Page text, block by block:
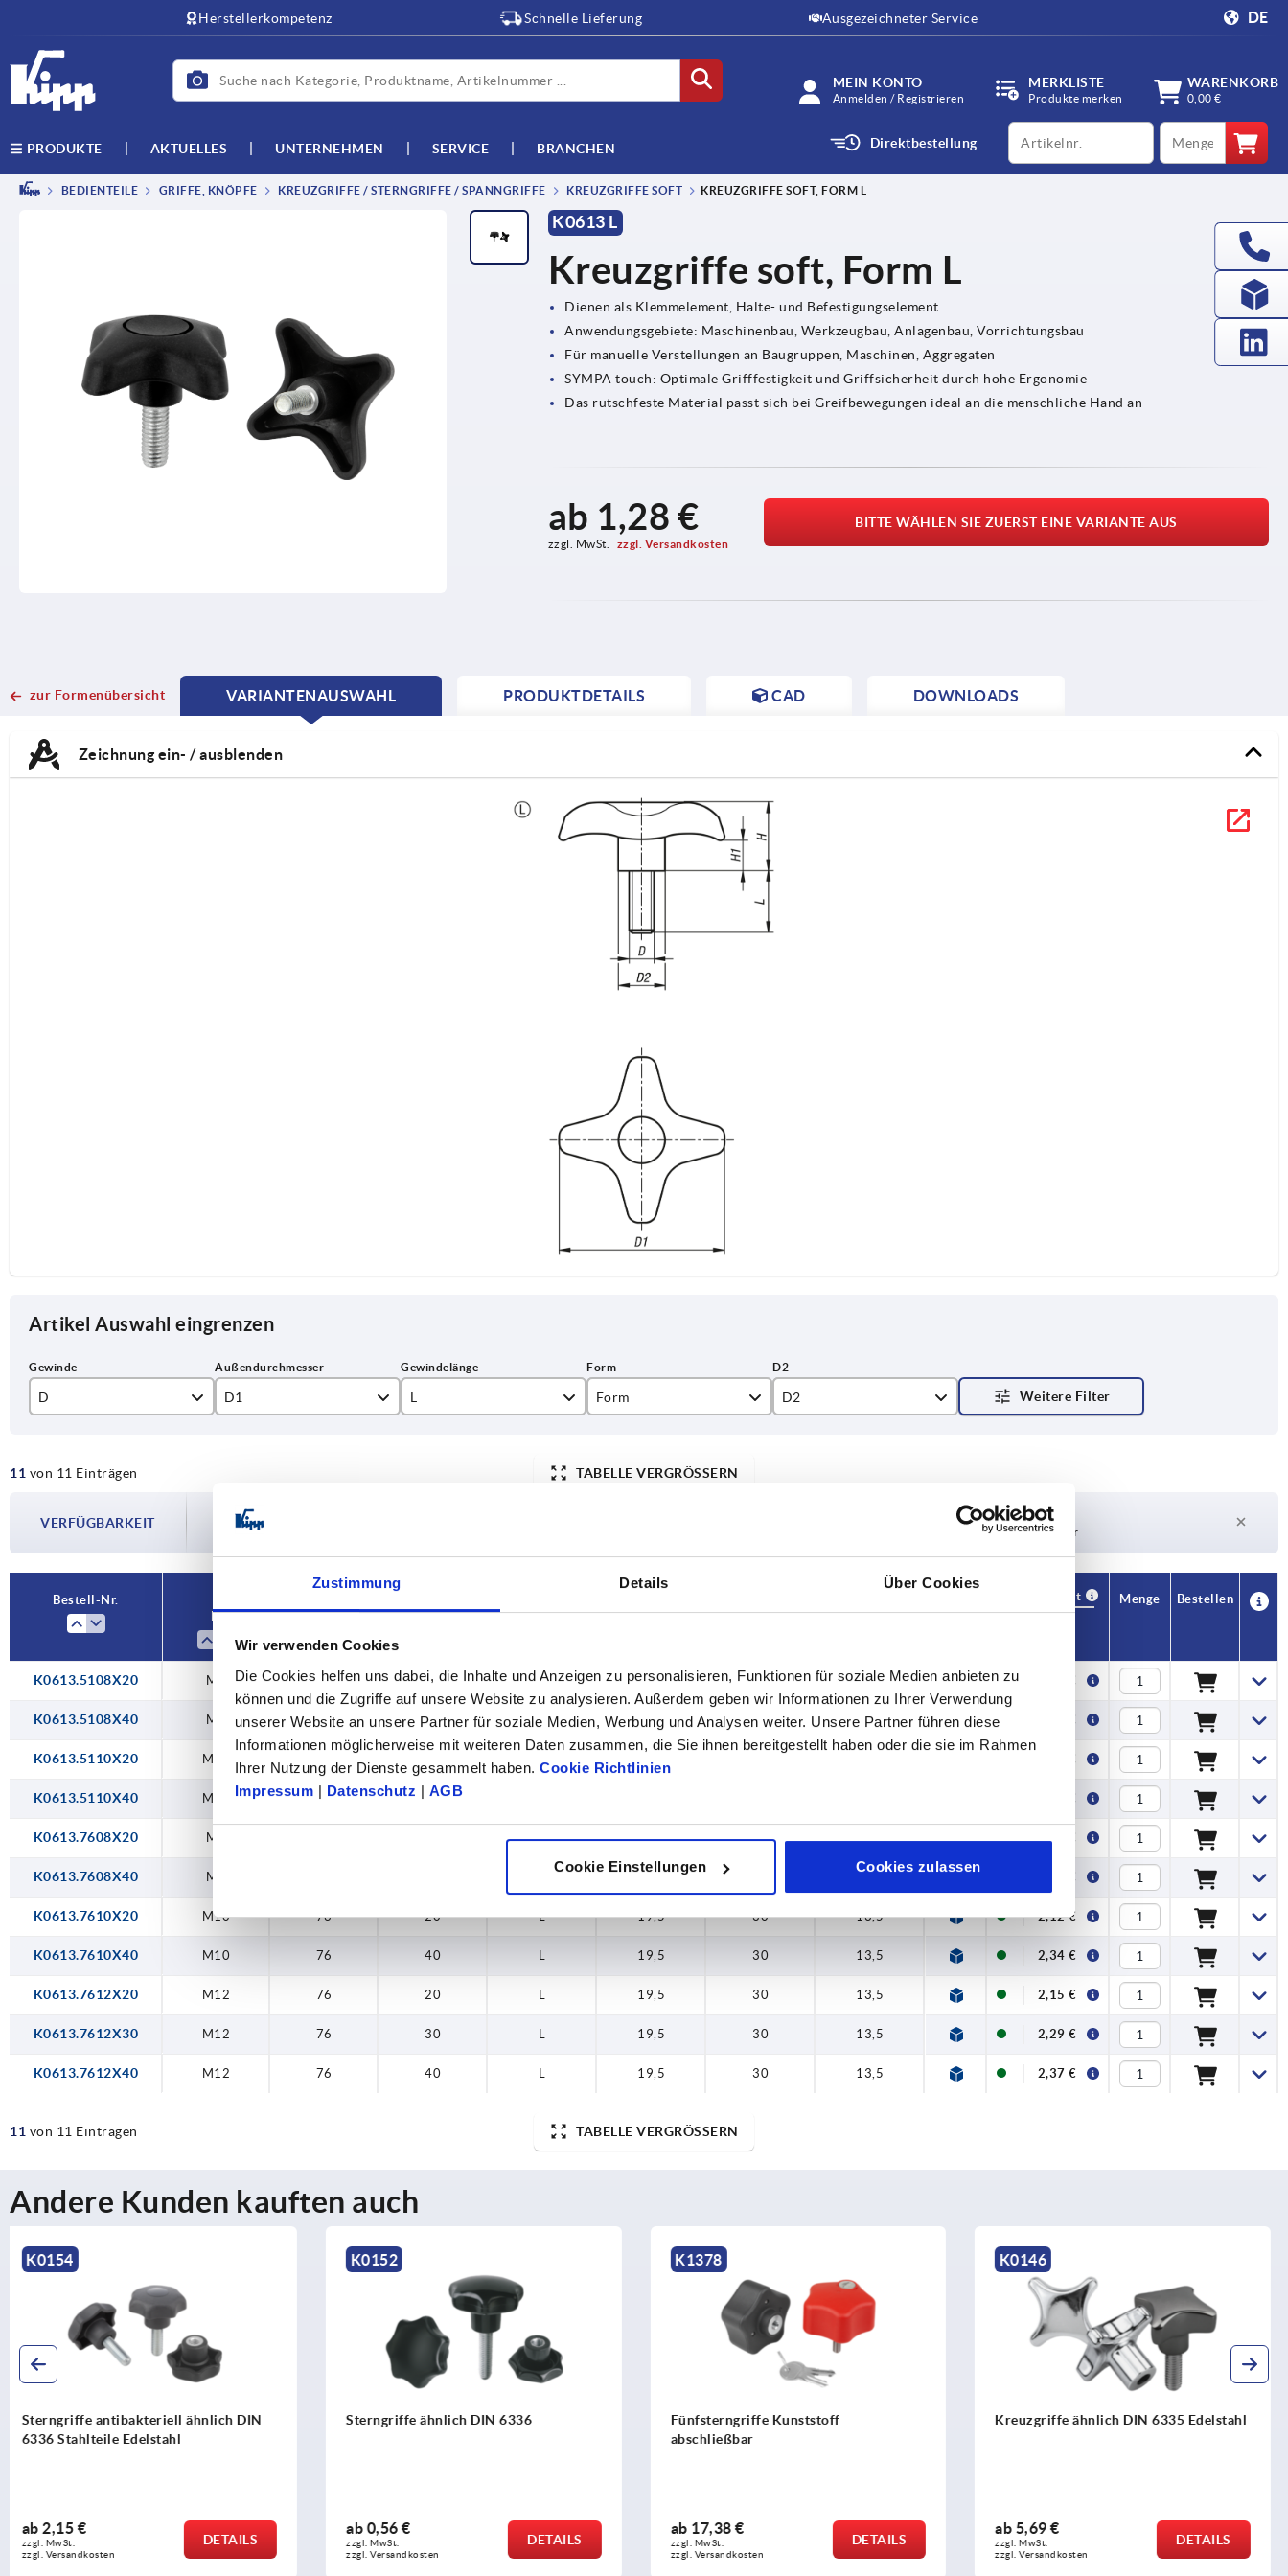
Zustimmung Details Über Cookies
Wir verwenden Cookies
Die Cookies helfen uns dabei, die Inhalte und Anzeigen zu personalisieren, Funktionen für soziale Medien anbieten zu
können und die Zugriffe auf unsere Website zu analysieren. Außerdem geben wir Informationen zu Ihrer Verwendung
unserer Website an unsere Partner für soziale Medien, Werbung und Analysen weiter. Unsere Partner führen diese
Informationen möglicherweise mit weiteren Daten zusammen, die Sie ihnen bereitgestellt haben oder die sie im Rahmen
Ihrer Nutzung der Dienste gesammelt haben. Cookie Richtlinien
Impressum | Datenschutz | AGB
Cookie Einstellungen Cookies zulassen
Herstellerkompetenz Schnelle Lieferung Ausgezeichneter Service DE
MEIN KONTO
Anmelden / Registrieren
MERKLISTE
Produkte merken
WARENKORB
0,00 €
PRODUKTE AKTUELLES UNTERNEHMEN SERVICE BRANCHEN Direktbestellung
productCode qty
BEDIENTEILE GRIFFE, KNÖPFE KREUZGRIFFE / STERNGRIFFE / SPANNGRIFFE KREUZGRIFFE SOFT KREUZGRIFFE SOFT, FORM L
K0613 L
Kreuzgriffe soft, Form L
Dienen als Klemmelement, Halte- und Befestigungselement
Anwendungsgebiete: Maschinenbau, Werkzeugbau, Anlagenbau, Vorrichtungsbau
Für manuelle Verstellungen an Baugruppen, Maschinen, Aggregaten
SYMPA touch: Optimale Grifffestigkeit und Griffsicherheit durch hohe Ergonomie
Das rutschfeste Material passt sich bei Greifbewegungen ideal an die menschliche Hand an
ab 1,28 €
zzgl. MwSt. zzgl. Versandkosten
BITTE WÄHLEN SIE ZUERST EINE VARIANTE AUS
zur Formenübersicht
VARIANTENAUSWAHL
CURRENT
CURRENT
PRODUKTDETAILS CAD DOWNLOADS
Zeichnung ein- / ausblenden
Artikel Auswahl eingrenzen
D
M10
D1 L Form D2
11 von 11 Einträgen TABELLE VERGRÖSSERN
VERFÜGBARKEIT
Im finalen Schritt vor Abschluss Ihrer Bestellung erfahren Sie das bestätigte
Lieferzeit auf Anfrage
Derzeit nicht auf Lager
Bestell-Nr.
D
D1 L Form D2 H H1
Verfügbarkeit
Preis
Menge Bestellen
K0613.5108X20 M8 51 20 L 15 23 10 1,28 €
K0613.5108X40 M8 51 40 L 15 23 10 1,61 €
K0613.5110X20 M10 1,83 €
K0613.5110X40 M10 51 40 1,98 €
K0613.7608X20 M8 L 19,5 30 1,74 €
K0613.7608X40 M8 19,5 13,5 1,74 €
K0613.7610X20 M10 76 20 L 19,5 30 13,5 2,12 €
K0613.7610X40 M10 76 40 L 19,5 30 13,5 2,34 €
K0613.7612X20 M12 76 20 L 19,5 30 13,5 2,15 €
K0613.7612X30 M12 76 30 L 19,5 30 13,5 2,29 €
K0613.7612X40 M12 76 40 L 19,5 30 13,5 2,37 €
11 von 11 Einträgen TABELLE VERGRÖSSERN
Andere Kunden kauften auch
K0152
Sterngriffe ähnlich DIN 6336
ab0,56 €
zzgl. MwSt.
zzgl. Versandkosten
DETAILS
K1378
Fünfsterngriffe Kunststoff
ab17,38 €
zzgl. MwSt.
zzgl. Versandkosten
DETAILS
K0146
Kreuzgriffe ähnlich DIN 6335 Edelstahl
ab5,69 €
zzgl. MwSt.
zzgl. Versandkosten
DETAILS
K0280
Spanngriffe hoch
ab2,13 €
zzgl. MwSt.
zzgl. Versandkosten
DETAILS